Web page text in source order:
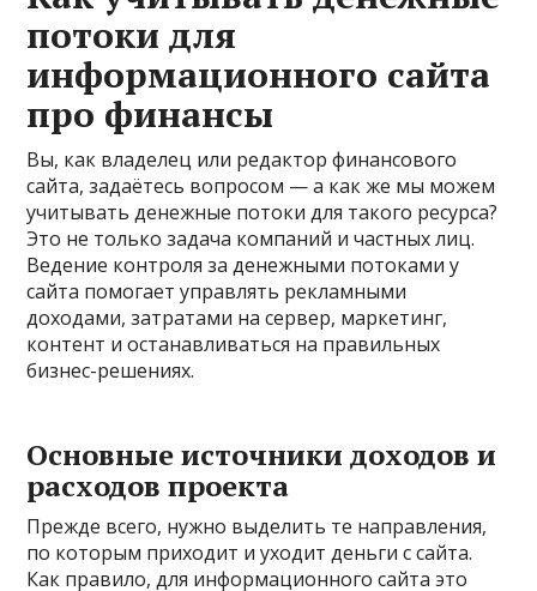
потоки для
информационного сайта
про финансы
Вы, как владелец или редактор финансового
сайта, задаётесь вопросом — а как же мы можем
учитывать денежные потоки для такого ресурса?
Это не только задача компаний и частных лиц.
Ведение контроля за денежными потоками у
сайта помогает управлять рекламными
доходами, затратами на сервер, маркетинг,
контент и останавливаться на правильных
бизнес-решениях.
Основные источники доходов и
расходов проекта
Прежде всего, нужно выделить те направления,
по которым приходит и уходит деньги с сайта.
Как правило, для информационного сайта это